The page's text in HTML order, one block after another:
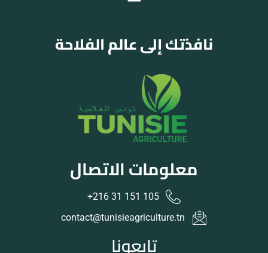
نافذتك إلى عالم الفلاحة
معلومات الاتصال
105 151 31 216+
contact@tunisieagriculture.tn
تابعونا